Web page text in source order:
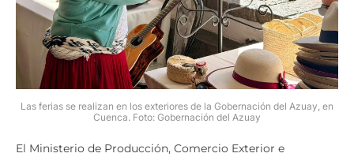
Las ferias se realizan en los exteriores de la Gobernación del Azuay, en
Cuenca. Foto: Gobernación del Azuay
El Ministerio de Producción, Comercio Exterior e